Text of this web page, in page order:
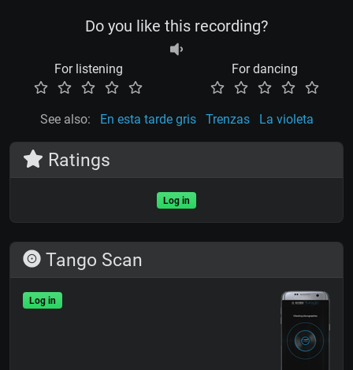
Do you like this recording?
For listening For dancing
See also: En esta tarde gris Trenzas La violeta
Ratings
Log in
Tango Scan
Log in